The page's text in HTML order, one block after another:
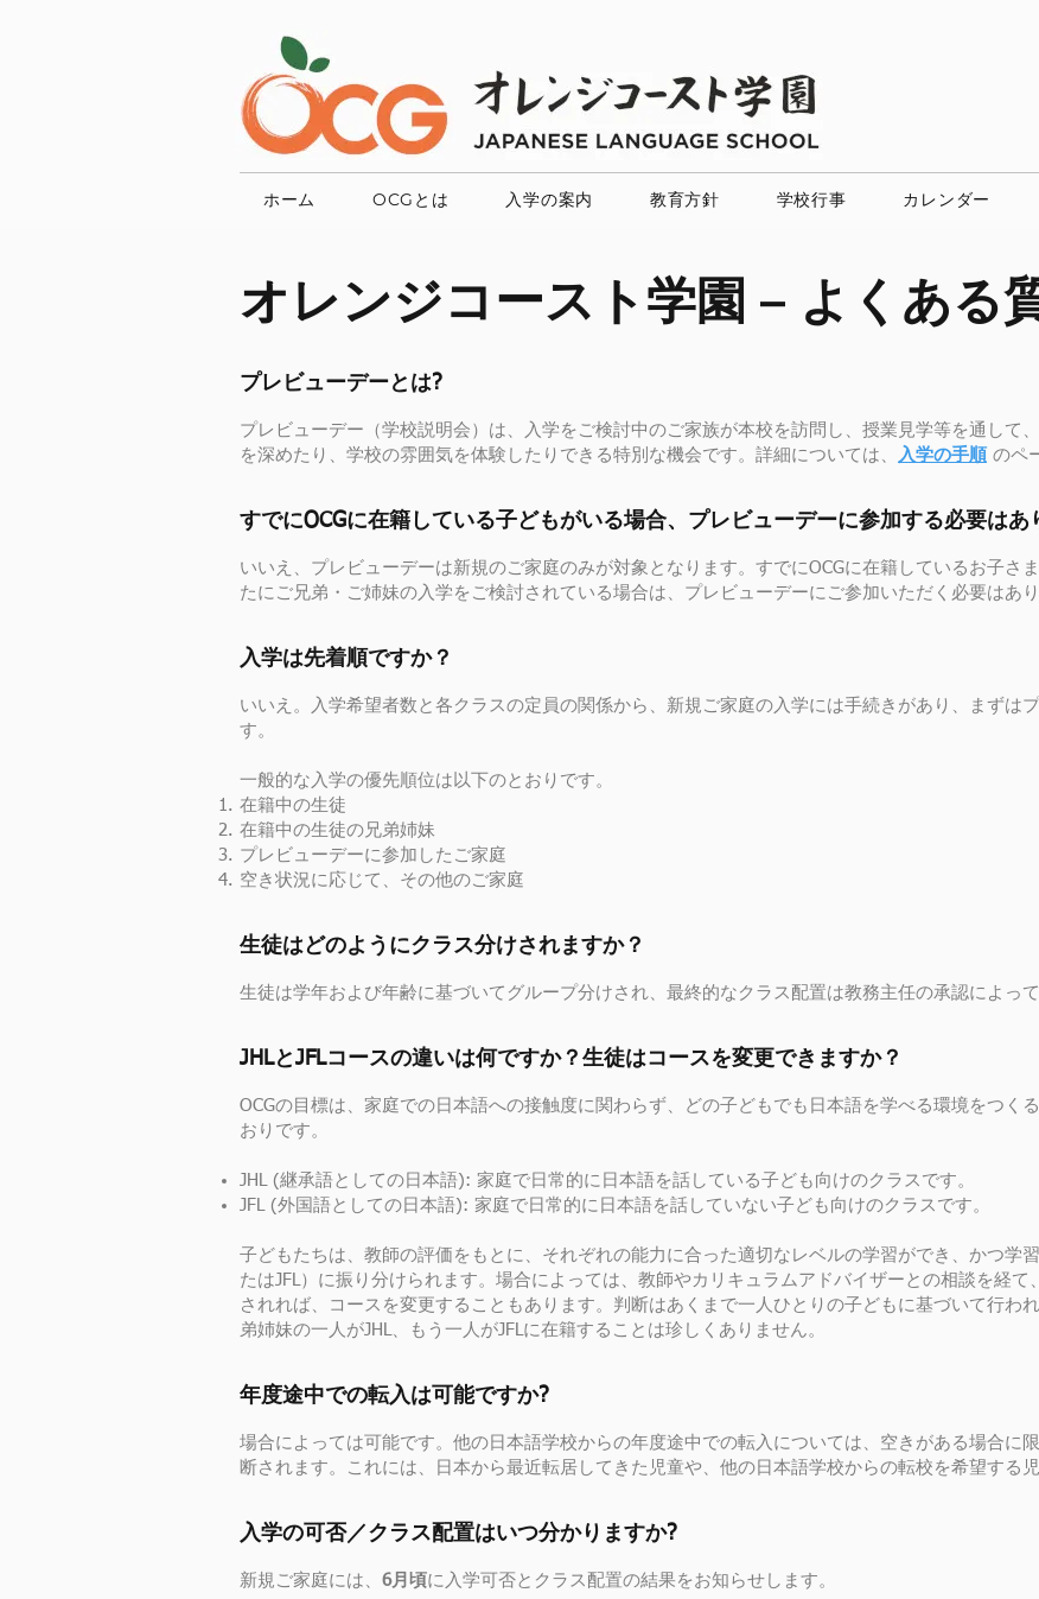
ホーム OCGとは 入学の案内 教育方針 学校行事 カレンダー
オレンジコースト学園 – よくある
プレビューデーとは?
プレビューデー（学校説明会）は、入学をご検討中のご家族が本校を訪問し、授業見学等を通して
を深めたり、学校の雰囲気を体験したりできる特別な機会です。詳細については、 入学の手順 のペ
すでにOCGに在籍している子どもがいる場合、プレビューデーに参加する必要はあ
いいえ、プレビューデーは新規のご家庭のみが対象となります。すでにOCGに在籍しているお子さ
たにご兄弟・ご姉妹の入学をご検討されている場合は、プレビューデーにご参加いただく必要はあり
入学は先着順ですか？
いいえ。入学希望者数と各クラスの定員の関係から、新規ご家庭の入学には手続きがあり、まずは
す。
一般的な入学の優先順位は以下のとおりです。
在籍中の生徒
在籍中の生徒の兄弟姉妹
プレビューデーに参加したご家庭
空き状況に応じて、その他のご家庭
生徒はどのようにクラス分けされますか？
生徒は学年および年齢に基づいてグループ分けされ、最終的なクラス配置は教務主任の承認によって
JHLとJFLコースの違いは何ですか？生徒はコースを変更できますか？
OCGの目標は、家庭での日本語への接触度に関わらず、どの子どもでも日本語を学べる環境をつく
おりです。
JHL (継承語としての日本語): 家庭で日常的に日本語を話している子ども向けのクラスです。
JFL (外国語としての日本語): 家庭で日常的に日本語を話していない子ども向けのクラスです。
子どもたちは、教師の評価をもとに、それぞれの能力に合った適切なレベルの学習ができ、かつ学
たはJFL）に振り分けられます。場合によっては、教師やカリキュラムアドバイザーとの相談を経
されれば、コースを変更することもあります。判断はあくまで一人ひとりの子どもに基づいて行わ
弟姉妹の一人がJHL、もう一人がJFLに在籍することは珍しくありません。
年度途中での転入は可能ですか?
場合によっては可能です。他の日本語学校からの年度途中での転入については、空きがある場合に
断されます。これには、日本から最近転居してきた児童や、他の日本語学校からの転校を希望する児
入学の可否／クラス配置はいつ分かりますか?
新規ご家庭には、 6月頃に入学可否とクラス配置の結果をお知らせします。